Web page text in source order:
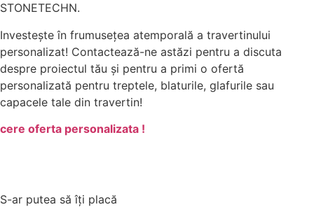
STONETECHN.
Investește în frumusețea atemporală a travertinului
personalizat! Contactează-ne astăzi pentru a discuta
despre proiectul tău și pentru a primi o ofertă
personalizată pentru treptele, blaturile, glafurile sau
capacele tale din travertin!
cere oferta personalizata !
S-ar putea să îți placă